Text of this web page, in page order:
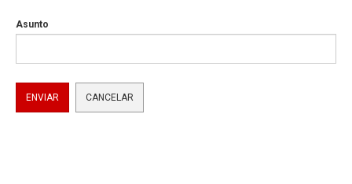
Asunto
ENVIAR CANCELAR